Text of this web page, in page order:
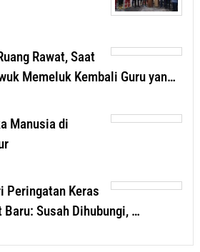
Rawat, Saat
Memeluk Kembali Guru yan…
Manusia di
Peringatan Keras
Susah Dihubungi, …